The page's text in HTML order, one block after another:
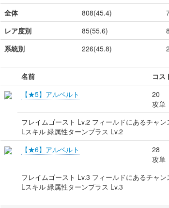
全体
808(45.4)
レア度別
85(55.6)
系統別
226(45.8)
名前 コス
【★5】アルベルト
20
攻単
フレイムゴースト Lv.2 フィールドにあるチャ
Lスキル 緑属性ターンプラス Lv.2
【★6】アルベルト
28
攻単
フレイムゴースト Lv.3 フィールドにあるチャ
Lスキル 緑属性ターンプラス Lv.3